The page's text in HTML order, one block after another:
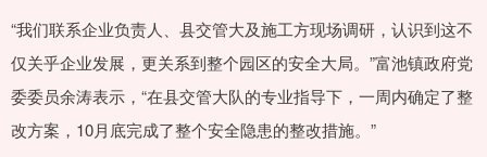
“我们联系企业负责人、县交管大及施工方现场调研，认识到这不
仅关乎企业发展，更关系到整个园区的安全大局。”富池镇政府党
委委员余涛表示，“在县交管大队的专业指导下，一周内确定了整
改方案，10月底完成了整个安全隐患的整改措施。”